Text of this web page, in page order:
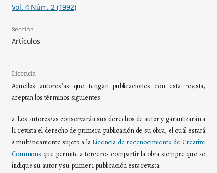
Vol. 4 Núm. 2 (1992)
Sección
Artículos
Licencia
Aquellos autores/as que tengan publicaciones con esta revista,
aceptan los términos siguientes:
a. Los autores/as conservarán sus derechos de autor y garantizarán a
la revista el derecho de primera publicación de su obra, el cuál estará
simultáneamente sujeto a la Licencia de reconocimiento de Creative
Commons que permite a terceros compartir la obra siempre que se
indique su autor y su primera publicación esta revista.